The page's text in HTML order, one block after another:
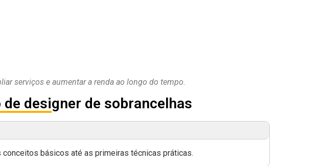
serviços e aumentar a renda ao longo do tempo.
designer de sobrancelhas
básicos até as primeiras técnicas práticas.